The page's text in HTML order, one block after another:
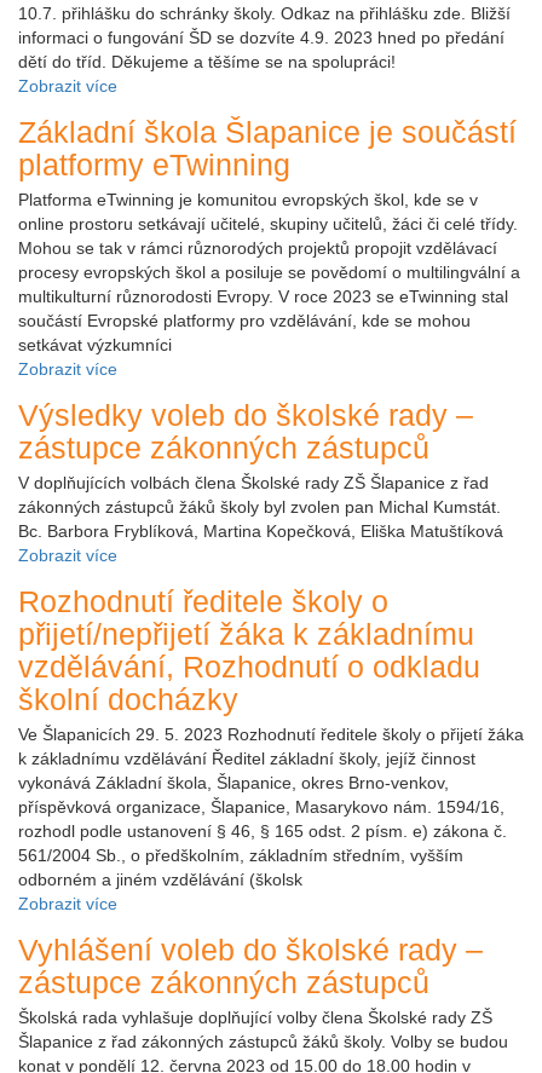
10.7. přihlášku do schránky školy. Odkaz na přihlášku zde. Bližší
informaci o fungování ŠD se dozvíte 4.9. 2023 hned po předání
dětí do tříd. Děkujeme a těšíme se na spolupráci!
Zobrazit více
Základní škola Šlapanice je součástí
platformy eTwinning
Platforma eTwinning je komunitou evropských škol, kde se v
online prostoru setkávají učitelé, skupiny učitelů, žáci či celé třídy.
Mohou se tak v rámci různorodých projektů propojit vzdělávací
procesy evropských škol a posiluje se povědomí o multilingvální a
multikulturní různorodosti Evropy. V roce 2023 se eTwinning stal
součástí Evropské platformy pro vzdělávání, kde se mohou
setkávat výzkumníci
Zobrazit více
Výsledky voleb do školské rady –
zástupce zákonných zástupců
V doplňujících volbách člena Školské rady ZŠ Šlapanice z řad
zákonných zástupců žáků školy byl zvolen pan Michal Kumstát.
Bc. Barbora Fryblíková, Martina Kopečková, Eliška Matuštíková
Zobrazit více
Rozhodnutí ředitele školy o
přijetí/nepřijetí žáka k základnímu
vzdělávání, Rozhodnutí o odkladu
školní docházky
Ve Šlapanicích 29. 5. 2023 Rozhodnutí ředitele školy o přijetí žáka
k základnímu vzdělávání Ředitel základní školy, jejíž činnost
vykonává Základní škola, Šlapanice, okres Brno-venkov,
příspěvková organizace, Šlapanice, Masarykovo nám. 1594/16,
rozhodl podle ustanovení § 46, § 165 odst. 2 písm. e) zákona č.
561/2004 Sb., o předškolním, základním středním, vyšším
odborném a jiném vzdělávání (školsk
Zobrazit více
Vyhlášení voleb do školské rady –
zástupce zákonných zástupců
Školská rada vyhlašuje doplňující volby člena Školské rady ZŠ
Šlapanice z řad zákonných zástupců žáků školy. Volby se budou
konat v pondělí 12. června 2023 od 15.00 do 18.00 hodin v